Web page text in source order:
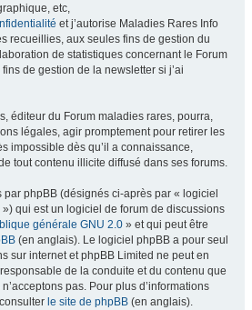
etc,
et j’autorise Maladies Rares Info
recueillies, aux seules fins de gestion du
de statistiques concernant le Forum
de gestion de la newsletter si j’ai
éditeur du Forum maladies rares, pourra,
légales, agir promptement pour retirer les
impossible dès qu’il a connaissance,
tout contenu illicite diffusé dans ses forums.
phpBB (désignés ci-après par « logiciel
qui est un logiciel de forum de discussions
générale GNU 2.0 » et qui peut être
(en anglais). Le logiciel phpBB a pour seul
sur internet et phpBB Limited ne peut en
de la conduite et du contenu que
pas. Pour plus d’informations
le site de phpBB (en anglais).